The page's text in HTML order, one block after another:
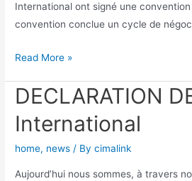
International ont signé une
convention conclue un cycle de
Read More »
DECLARATION
International
home, news / Bycimalink
Aujourd’hui nous sommes, à travers